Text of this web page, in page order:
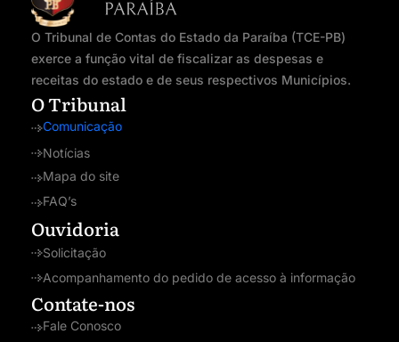
O Tribunal de Contas do Estado da Paraíba (TCE-PB)
exerce a função vital de fiscalizar as despesas e
receitas do estado e de seus respectivos Municípios.
O Tribunal
Comunicação
Notícias
Mapa do site
FAQ’s
Ouvidoria
Solicitação
Acompanhamento do pedido de acesso à informação
Contate-nos
Fale Conosco